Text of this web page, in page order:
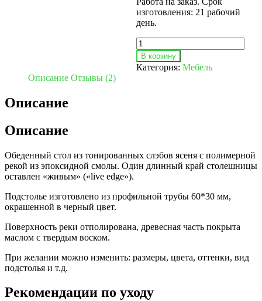
изготовления: 21 рабочий
день.
В корзину
Категория: Мебель
Описание Отзывы (2)
Описание
Описание
Обеденный стол из тонированных слэбов ясеня с полимерной
рекой из эпоксидной смолы. Один длинный край столешницы
оставлен «живым» («live edge»).
Подстолье изготовлено из профильной трубы 60*30 мм,
окрашенной в черный цвет.
Поверхность реки отполирована, древесная часть покрыта
маслом с твердым воском.
При желании можно изменить: размеры, цвета, оттенки, вид
подстолья и т.д.
Рекомендации по уходу